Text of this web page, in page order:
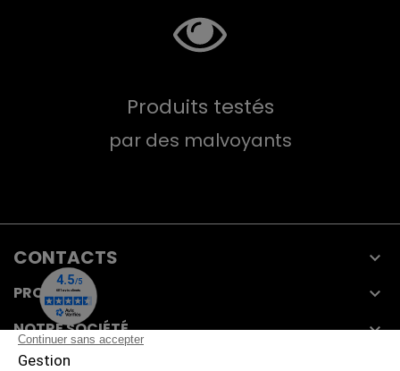
Produits testés
par des malvoyants
CONTACTS 
PRODUITS 
NOTRE SOCIÉTÉ 
VOTRE COMPTE